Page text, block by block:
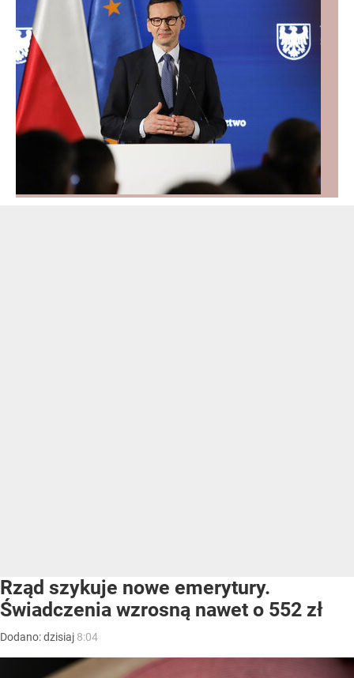
Rząd szykuje nowe emerytury.
Świadczenia wzrosną nawet o 552 zł
Dodano:dzisiaj 8:04